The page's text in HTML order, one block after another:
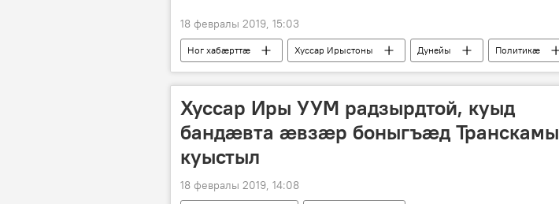
18 февралы 2019, 15:03
Ног хабӕрттӕ Хуссар Ирыстоны Дунейы Политикӕ
Хуссар Иры УУМ радзырдтой, куыд
бандӕвта ӕвзӕр боныгъӕд Транскамы
куыстыл
18 февралы 2019, 14:08